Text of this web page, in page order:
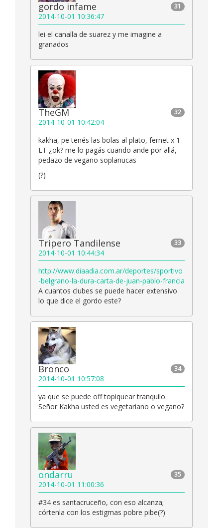
31
gordo infame
2014-10-01 10:36:47
lei el canalla de suarez y me imagine a
granados
32
TheGM
2014-10-01 10:42:04
kakha, pe tenés las bolas al plato, fernet x 1
LT ¿ok? me lo pagás cuando ande por allá,
pedazo de vegano soplanucas
(?)
33
Tripero Tandilense
2014-10-01 10:44:34
http://www.diaadia.com.ar/deportes/sportivo
-belgrano-la-dura-carta-de-juan-pablo-francia
A cuantos clubes se puede hacer extensivo
lo que dice el gordo este?
34
Bronco
2014-10-01 10:57:08
ya que se puede off topiquear tranquilo.
Señor Kakha usted es vegetariano o vegano?
35
ondarru
2014-10-01 11:00:36
#34 es santacruceño, con eso alcanza;
córtenla con los estigmas pobre pibe(?)